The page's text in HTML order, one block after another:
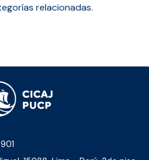
relacionadas.